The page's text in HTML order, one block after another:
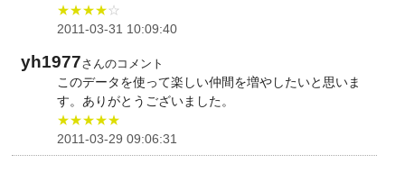
★★★★☆
2011-03-31 10:09:40
yh1977さんのコメント
このデータを使って楽しい仲間を増やしたいと思いま
す。ありがとうございました。
★★★★★
2011-03-29 09:06:31